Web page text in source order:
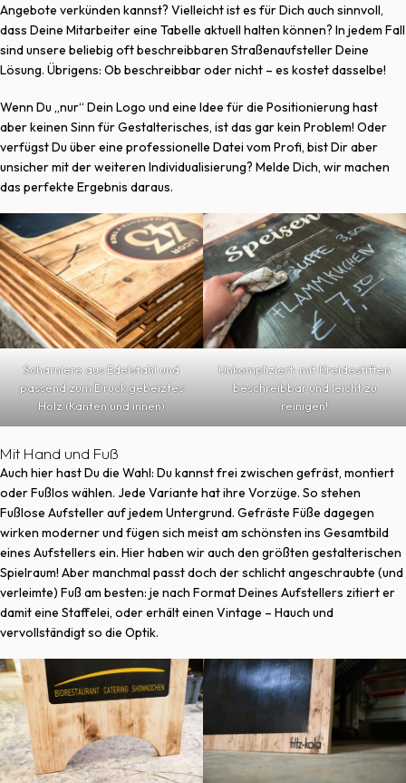
Angebote verkünden kannst? Vielleicht ist es für Dich auch sinnvoll,
dass Deine Mitarbeiter eine Tabelle aktuell halten können? In jedem Fall
sind unsere beliebig oft beschreibbaren Straßenaufsteller Deine
Lösung. Übrigens: Ob beschreibbar oder nicht – es kostet dasselbe!
Wenn Du „nur“ Dein Logo und eine Idee für die Positionierung hast
aber keinen Sinn für Gestalterisches, ist das gar kein Problem! Oder
verfügst Du über eine professionelle Datei vom Profi, bist Dir aber
unsicher mit der weiteren Individualisierung? Melde Dich, wir machen
das perfekte Ergebnis daraus.
Scharniere aus Edelstahl und
passend zum Druck gebeiztes
Holz (Kanten und innen)
Unkompliziert: mit Kreidestiften
beschreibbar und leicht zu
reinigen!
Mit Hand und Fuß
Auch hier hast Du die Wahl: Du kannst frei zwischen gefräst, montiert
oder Fußlos wählen. Jede Variante hat ihre Vorzüge. So stehen
Fußlose Aufsteller auf jedem Untergrund. Gefräste Füße dagegen
wirken moderner und fügen sich meist am schönsten ins Gesamtbild
eines Aufstellers ein. Hier haben wir auch den größten gestalterischen
Spielraum! Aber manchmal passt doch der schlicht angeschraubte (und
verleimte) Fuß am besten: je nach Format Deines Aufstellers zitiert er
damit eine Staffelei, oder erhält einen Vintage – Hauch und
vervollständigt so die Optik.